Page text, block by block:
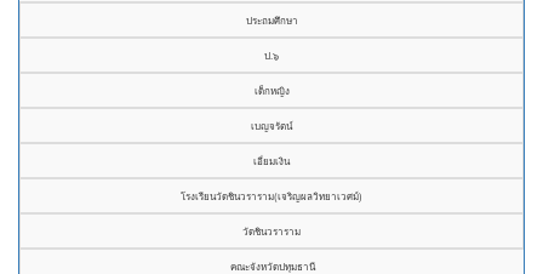
ประถมศึกษา
ป.๖
เด็กหญิง
เบญจรัตน์
เอี่ยมเงิน
โรงเรียนวัดชินวราราม(เจริญผลวิทยาเวศม์)
วัดชินวราราม
คณะจังหวัดปทุมธานี